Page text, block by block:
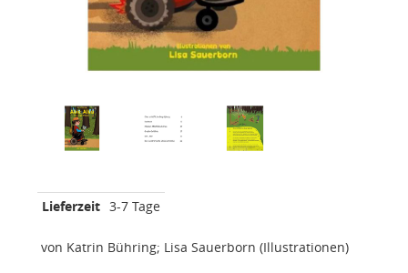
Lieferzeit 3-7 Tage
von Katrin Bühring; Lisa Sauerborn (Illustrationen)